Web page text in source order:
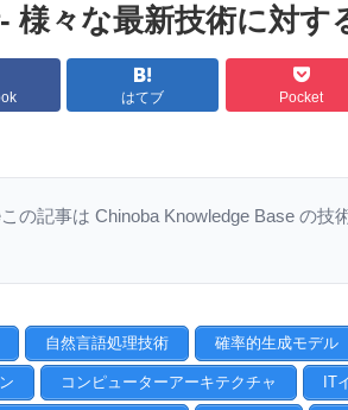
様々な最新技術に対す
はてブ Pocket
この記事は Chinoba Knowledge Base の技
自然言語処理技術 確率的生成モデル
コンピューターアーキテクチャ IT